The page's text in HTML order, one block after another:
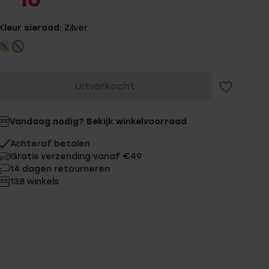
sieraad: Zilver
Uitverkocht
Vandaag nodig? Bekijk winkelvoorraad
Achteraf betalen
Gratis verzending vanaf €49
14 dagen retourneren
138 winkels